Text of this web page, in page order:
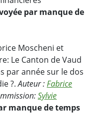
par manque de
Moscheni et
Le Canton de Vaud
par année sur le dos
?.Auteur :Fabrice
Sylvie
manque de temps